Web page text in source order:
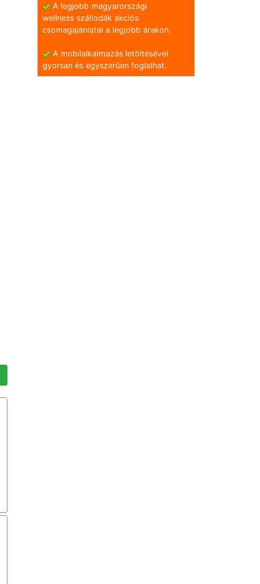
A legjobb magyarországi
wellness szállodák akciós
csomagajánlatai a legjobb árakon.
A mobilalkalmazás letöltésével
gyorsan és egyszerũen foglalhat.